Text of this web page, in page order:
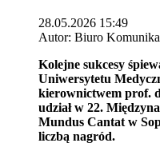
28.05.2026 15:49
Autor: Biuro
Kolejne sukcesy
Uniwersytetu
kierownictwem prof.
udział w 22.
Mundus Cantat w
liczbą nagród.